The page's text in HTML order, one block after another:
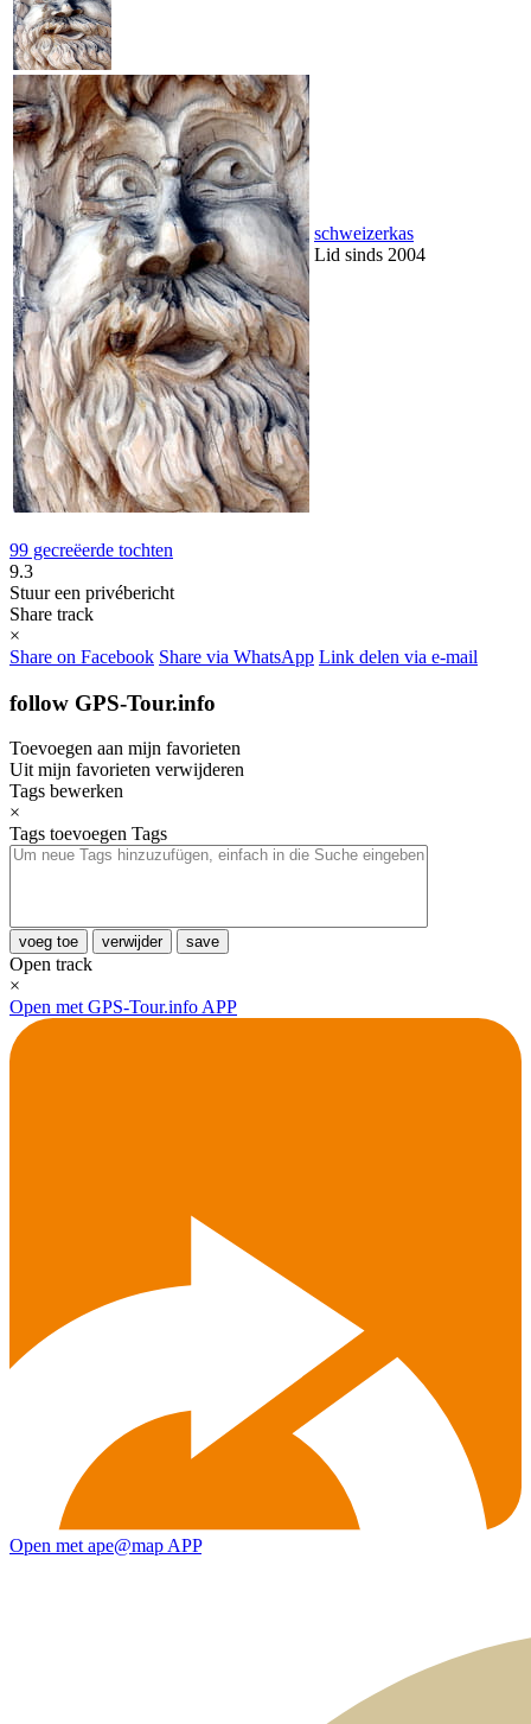
schweizerkas
Lid sinds 2004
99 gecreëerde tochten
9.3
Stuur een privébericht
Share track
×
Share on Facebook Share via WhatsApp Link delen via e-mail
follow GPS-Tour.info
Toevoegen aan mijn favorieten
Uit mijn favorieten verwijderen
Tags bewerken
×
Tags toevoegen Tags
voeg toe verwijder save
Open track
×
Open met GPS-Tour.info APP
Open met ape@map APP